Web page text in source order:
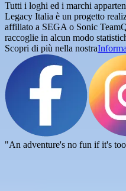
Tutti i loghi ed i marchi
Legacy Italia è un progetto
affiliato a SEGA o Sonic Team
raccoglie in alcun modo
Scopri di più nella nostra
"An adventure's no fun if it's